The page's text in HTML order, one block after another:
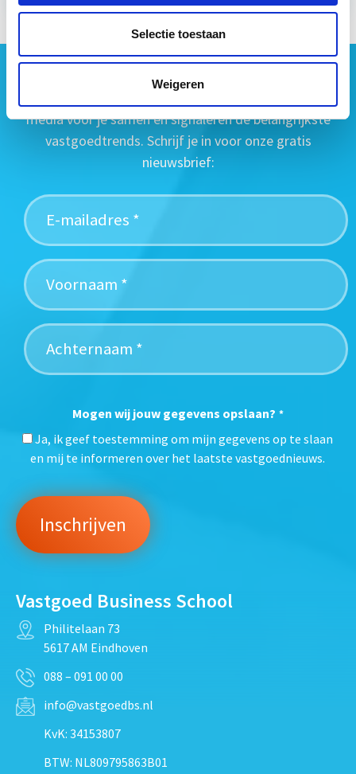
Selectie toestaan
Weigeren
Geen vastgoednieuws missen?
media voor je samen en signaleren de belangrijkste
vastgoedtrends. Schrijf je in voor onze gratis
nieuwsbrief:
Mogen wij jouw gegevens opslaan? *
Ja, ik geef toestemming om mijn gegevens op te slaan
en mij te informeren over het laatste vastgoednieuws.
Vastgoed Business School
Philitelaan 73
5617 AM Eindhoven
088 – 091 00 00
info@vastgoedbs.nl
KvK: 34153807
BTW: NL809795863B01